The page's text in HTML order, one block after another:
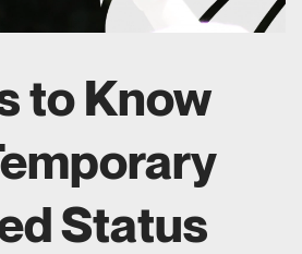
to Know
Status